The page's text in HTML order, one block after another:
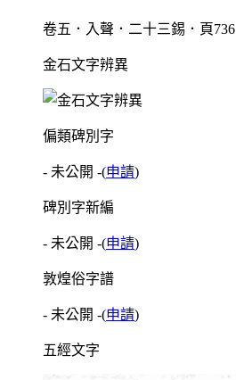
卷五．入聲．二十三錫．頁736
金石文字辨異
偏類碑別字
- 未公開 -(申請)
碑別字新編
- 未公開 -(申請)
敦煌俗字譜
- 未公開 -(申請)
五經文字